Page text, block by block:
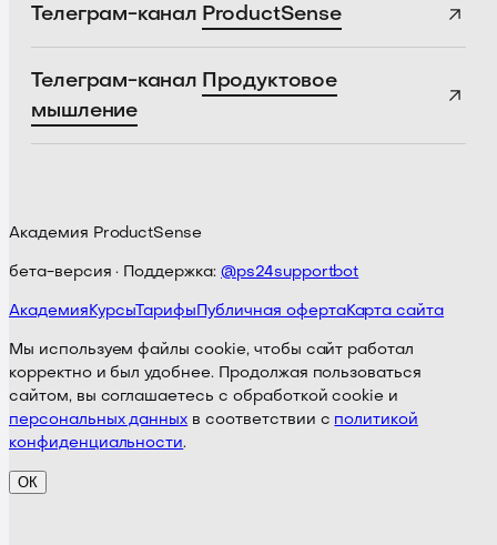
Телеграм-канал ProductSense
Телеграм-канал Продуктовое
мышление
Академия ProductSense
бета-версия · Поддержка: @ps24supportbot
Академия КурсыТарифы Публичная офертаКарта сайта
Мы используем файлы cookie, чтобы сайт работал
корректно и был удобнее. Продолжая пользоваться
сайтом, вы соглашаетесь с обработкой cookie и
персональных данных в соответствии с политикой
конфиденциальности.
ОК